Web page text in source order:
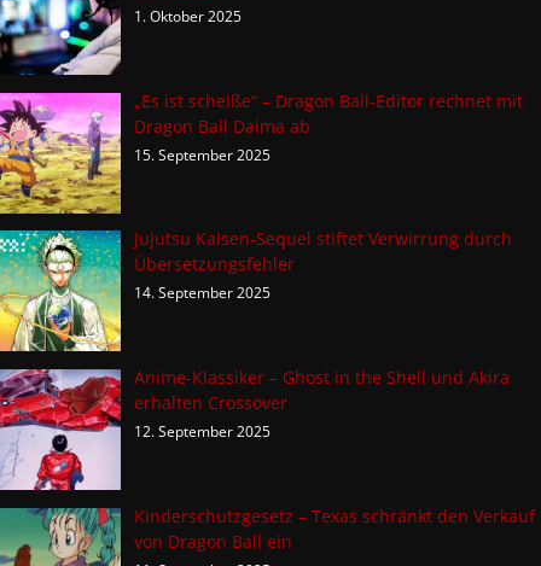
1. Oktober 2025
„Es ist scheiße“ – Dragon Ball-Editor rechnet mit
Dragon Ball Daima ab
15. September 2025
Jujutsu Kaisen-Sequel stiftet Verwirrung durch
Übersetzungsfehler
14. September 2025
Anime-Klassiker – Ghost in the Shell und Akira
erhalten Crossover
12. September 2025
Kinderschutzgesetz – Texas schränkt den Verkauf
von Dragon Ball ein